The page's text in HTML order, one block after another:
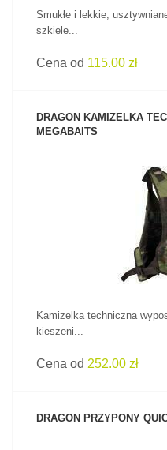
Smukłe i lekkie,
szkiele...
Cena od 115.00 zł
DRAGON KAMIZELKA
MEGABAITS
Kamizelka techniczna
kieszeni...
Cena od 252.00 zł
DRAGON PRZYPONY